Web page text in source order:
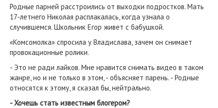
Родные парней расстроились от выходки подростков. Мать
17-летнего Николая расплакалась, когда узнала о
случившемся. Школьник Егор живет с бабушкой.
«Комсомолка» спросила у Владислава, зачем он снимает
провокационные ролики.
- Это не ради лайков. Мне нравится снимать видео в таком
жанре, но и не только в этом, - объясняет парень. - Родные
относятся к этому, я сказал бы, нейтрально.
- Хочешь стать известным блогером?